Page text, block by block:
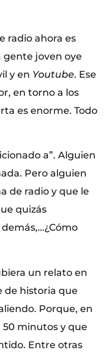
radio ahora es
gente joven oye
y en Youtube. Ese
en torno a los
es enorme. Todo
a”. Alguien
Pero alguien
de radio y que le
quizás
un relato en
de historia que
Porque, en
minutos y que
Entre otras